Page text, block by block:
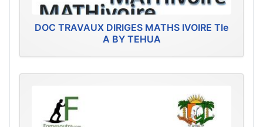
DOC TRAVAUX DIRIGES MATHS IVOIRE Tle
A BY TEHUA